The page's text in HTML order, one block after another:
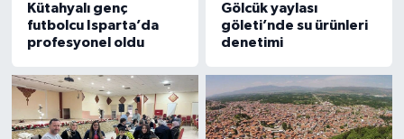
Kütahyalı genç
futbolcu Isparta’da
profesyonel oldu
Gölcük yaylası
göleti’nde su ürünleri
denetimi